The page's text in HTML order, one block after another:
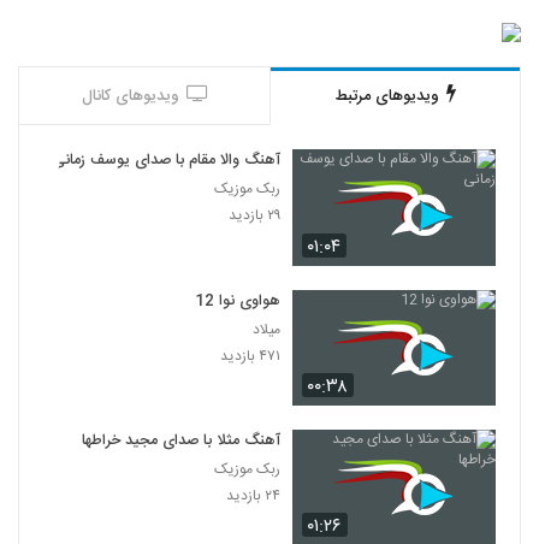
ویدیوهای مرتبط ویدیوهای کانال
۰۱:۰۴
آهنگ والا مقام با صدای یوسف زمانی
ربک موزیک
۲۹ بازدید
۰۰:۳۸
هواوی نوا 12
میلاد
۴۷۱ بازدید
۰۱:۲۶
آهنگ مثلا با صدای مجید خراطها
ربک موزیک
۲۴ بازدید